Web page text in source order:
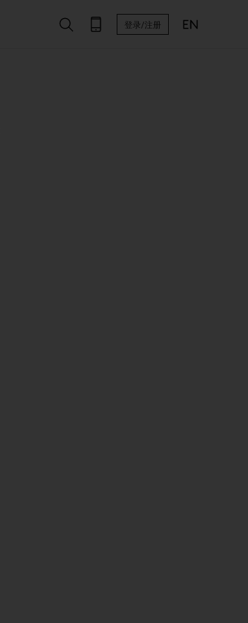
登录/注册